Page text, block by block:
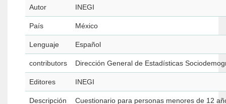
Autor INEGI
País México
Lenguaje Español
contributors Dirección General de Estadísticas
Editores INEGI
Descripción Cuestionario para personas menores de 12